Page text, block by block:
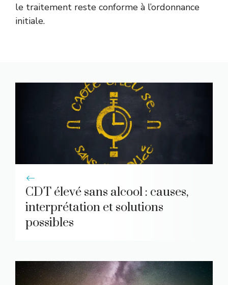
le traitement reste conforme à l’ordonnance
initiale.
CDT élevé sans alcool : causes,
interprétation et solutions
possibles